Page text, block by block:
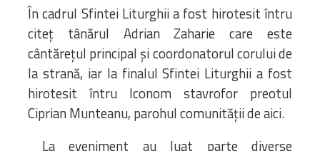
În cadrul Sfintei Liturghii a fost hirotesit întru
citeț tânărul Adrian Zaharie care este
cântărețul principal și coordonatorul corului de
la strană, iar la finalul Sfintei Liturghii a fost
hirotesit întru Iconom stavrofor preotul
Ciprian Munteanu, parohul comunității de aici.
La eveniment au luat parte diverse